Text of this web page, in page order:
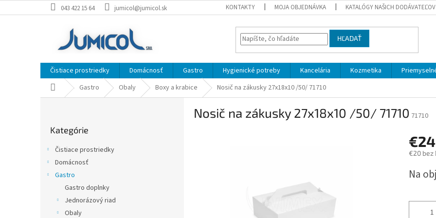
na
043 422 15 64 jumicol@jumicol.sk KONTAKTY MOJA OBJEDNÁVKA KATALÓGY NAŠICH DODÁVATEĽOV
HĽADAŤ
Čistiace prostriedky Domácnosť Gastro Hygienické potreby Kancelária Kozmetika
Domov Gastro Obaly Boxy a krabice Nosič na zákusky 27x18x10 /50/ 71710
kategórie
Kategórie
Čistiace prostriedky
Domácnosť
Gastro
Gastro doplnky
Jednorázový riad
Obaly
Nosič na zákusky 27x18x10 /50/ 71710 71710
€20 bez
cena:
Na